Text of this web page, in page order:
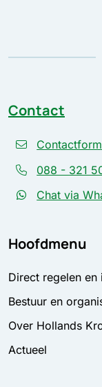
Contact
088 - 321
Chat via
Hoofdmenu
Direct regelen en
Bestuur en
Over Hollands
Actueel